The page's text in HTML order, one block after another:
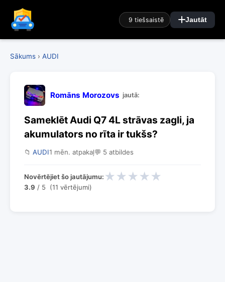
9 tiešsaistē Jautāt
Sākums › AUDI
Romāns Morozovs jautā:
Sameklēt Audi Q7 4L strāvas zagli, ja
akumulators no rīta ir tukšs?
📁 AUDI1 mēn. atpakaļ💬 5 atbildes
Novērtējiet šo jautājumu: ★ ★ ★ ★ ★
3.9 / 5 (11 vērtējumi)